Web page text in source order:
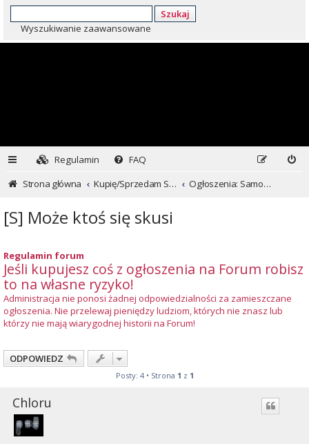
Szukaj
Wyszukiwanie zaawansowane
Regulamin
FAQ
Strona główna
Kupię/Sprzedam Subaru i nie tylko... Ogłoszenia: Samochody
[S] Może ktoś się skusi
Regulamin forum
Jeśli kupujesz coś z ogłoszenia na Forum robisz
to na własne ryzyko!
Administracja nie ponosi żadnej odpowiedzialności za zamieszczane
ogłoszenia. Nie przelewaj pieniędzy ludziom, których nie znasz lub
którzy nie mają wiarygodnej historii na Forum!
ODPOWIEDZ
Posty: 4 • Strona 1 z 1
Chloru